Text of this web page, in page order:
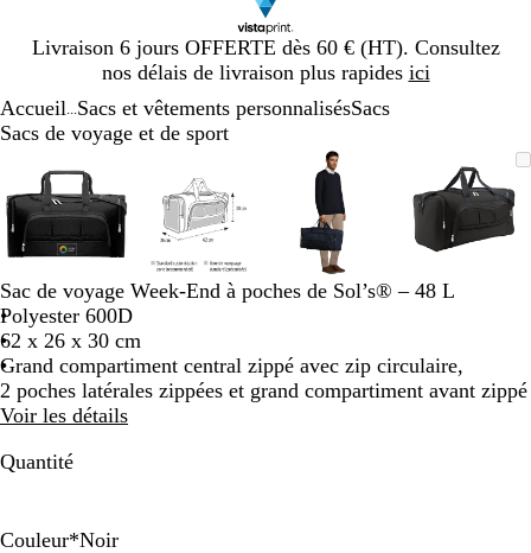
Livraison 6 jours OFFERTE dès 60 € (HT). Consultez
nos délais de livraison plus rapides ici
Diapositive
1
Accueil Sacs et vêtements personnalisésSacs
Sacs de voyage et de sport
zoomable
au
minimum
pour
développer
les
touches
plus
et
moins
pour
zoomer
les
touches
fléchées
pour
zoomable
au
minimum
pour
développer
les
touches
plus
et
moins
les
touches
Image
zoomable
Zoom
au
minimum
Cliquez
pour
développer
Utilisez
les
touches
plus
et
moins
touches
Image
au
Cliquez
pour
Utilisez
les
touches
plus
les
touches
sur
4
Sac de voyage Week-End à poches de Sol’s® – 48 L
Polyester 600D
62 x 26 x 30 cm
Grand compartiment central zippé avec zip circulaire,
2 poches latérales zippées et grand compartiment avant zippé
Voir les détails
Quantité
Couleur*Noir